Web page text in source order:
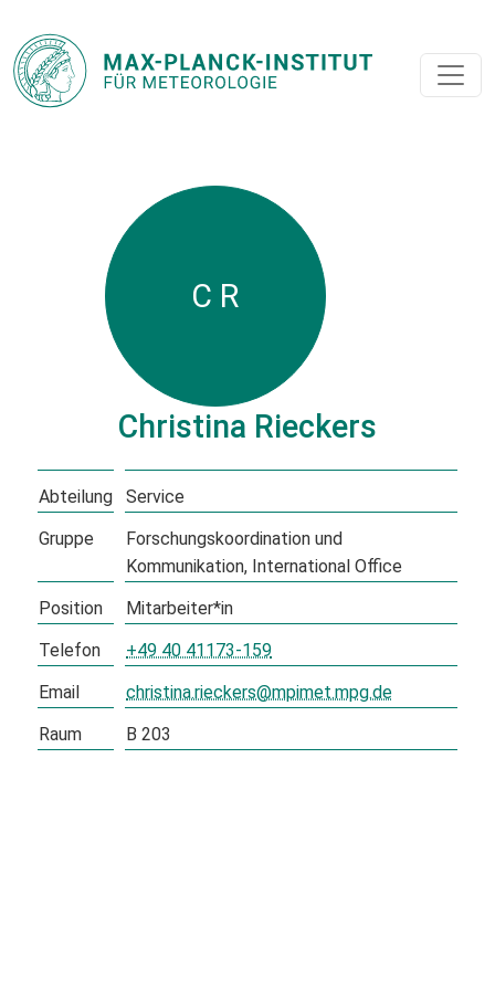
Christina Rieckers
Abteilung
Service
Gruppe
Forschungskoordination und
Kommunikation International Office
Position
Mitarbeiter*in
Telefon
+49 40 41173-159
Email
christina.rieckers@mpimet.mpg.de
Raum
B 203
C R